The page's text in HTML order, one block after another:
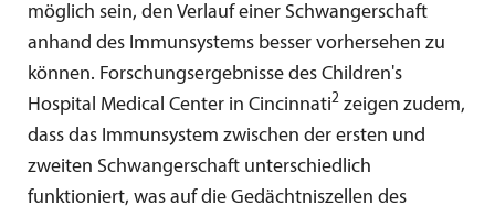
möglich sein, den Verlauf einer Schwangerschaft
anhand des Immunsystems besser vorhersehen zu
können. Forschungsergebnisse des Children's
Hospital Medical Center in Cincinnati2 zeigen zudem,
dass das Immunsystem zwischen der ersten und
zweiten Schwangerschaft unterschiedlich
funktioniert, was auf die Gedächtniszellen des